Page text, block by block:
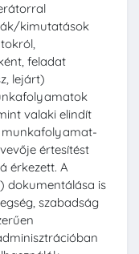
kimutatások
feladat
lejárt)
valaki elindít
értesítést
érkezett. A
dokumentálása is
szabadság